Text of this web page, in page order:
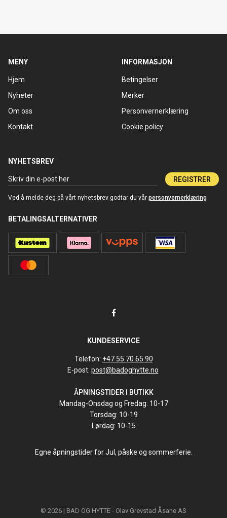
MENY
Hjem
Nyheter
Om oss
Kontakt
INFORMASJON
Betingelser
Merker
Personvernerklæring
Cookie policy
NYHETSBREV
REGISTRER
Ved å melde deg på vårt nyhetsbrev godtar du vår personvernerklæring
BETALINGSALTERNATIVER
KUNDESERVICE
Telefon: +47 55 70 65 90
E-post: post@badoghytte.no
ÅPNINGSTIDER I BUTIKK
Mandag-Onsdag og Fredag: 10-17
Torsdag: 10-19
Lørdag: 10-15
Egne åpningstider for Jul, påske og sommerferie.
© 2026 | BAD OG HYTTE - Olav Grevstad Åsane AS